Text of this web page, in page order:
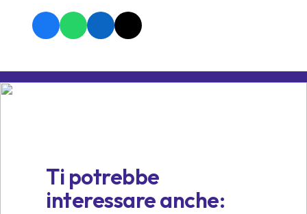
Ti potrebbe
interessare anche: